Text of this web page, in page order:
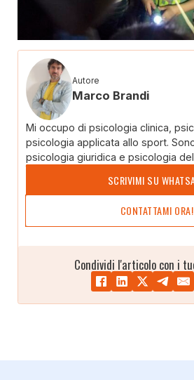
Autore
Marco Brandi
Mi occupo di psicologia clinica,
psicologia applicata allo sport.
psicologia giuridica e psicologia
SCRIVIMI SU
CONTATTAMI ORA!
Condividi l'articolo con i